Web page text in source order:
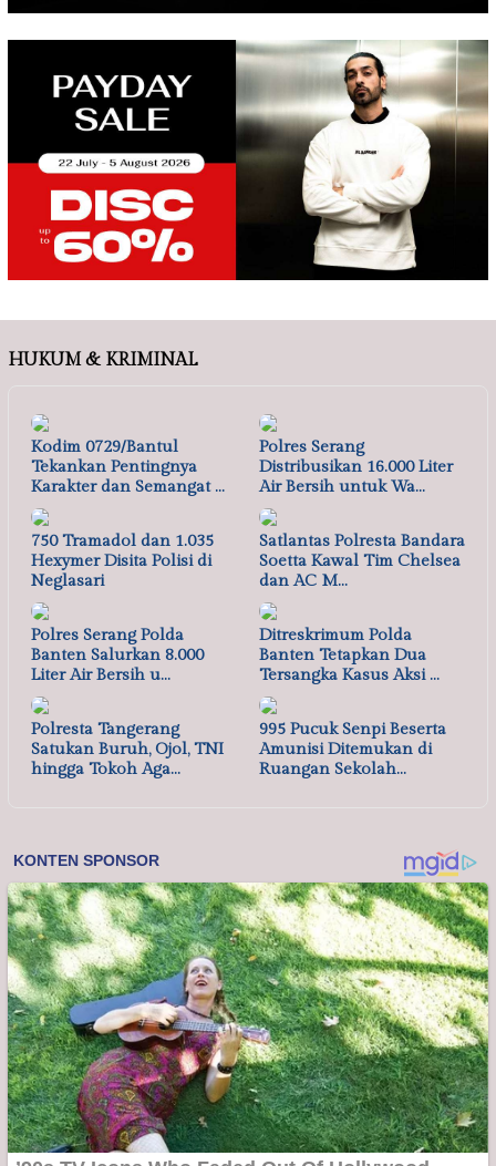
HUKUM & KRIMINAL
Kodim 0729/Bantul
Tekankan Pentingnya
Karakter dan Semangat …
Polres Serang
Distribusikan 16.000 Liter
Air Bersih untuk Wa…
750 Tramadol dan 1.035
Hexymer Disita Polisi di
Neglasari
Satlantas Polresta Bandara
Soetta Kawal Tim Chelsea
dan AC M…
Polres Serang Polda
Banten Salurkan 8.000
Liter Air Bersih u…
Ditreskrimum Polda
Banten Tetapkan Dua
Tersangka Kasus Aksi …
Polresta Tangerang
Satukan Buruh, Ojol, TNI
hingga Tokoh Aga…
995 Pucuk Senpi Beserta
Amunisi Ditemukan di
Ruangan Sekolah…